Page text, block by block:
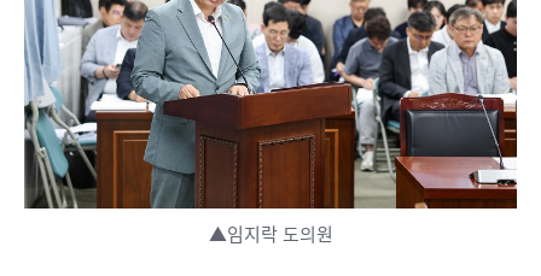
▲임지락 도의원